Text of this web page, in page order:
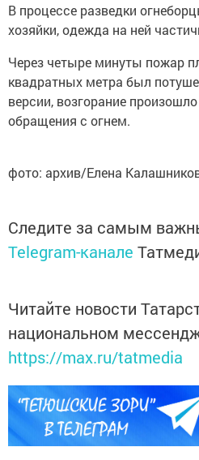
В процессе разведки
хозяйки, одежда на ней
Через четыре минуты пожар
квадратных метра был
версии, возгорание
обращения с огнем.
фото: архив/Елена
Следите за самым
Telegram-канале
Читайте новости
национальном
https://max.ru/tatmedia